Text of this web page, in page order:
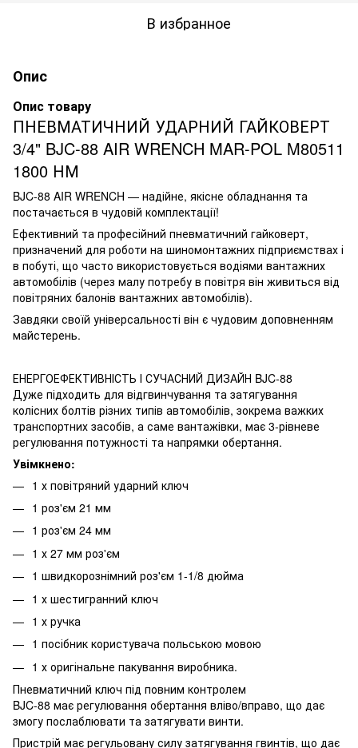
В избранное
Опис
Опис товару
ПНЕВМАТИЧНИЙ УДАРНИЙ ГАЙКОВЕРТ
3/4" BJC-88 AIR WRENCH MAR-POL M80511
1800 НМ
BJC-88 AIR WRENCH — надійне, якісне обладнання та
постачається в чудовій комплектації!
Ефективний та професійний пневматичний гайковерт,
призначений для роботи на шиномонтажних підприємствах і
в побуті, що часто використовується водіями вантажних
автомобілів (через малу потребу в повітря він живиться від
повітряних балонів вантажних автомобілів).
Завдяки своїй універсальності він є чудовим доповненням
майстерень.
ЕНЕРГОЕФЕКТИВНІСТЬ І СУЧАСНИЙ ДИЗАЙН BJC-88
Дуже підходить для відгвинчування та затягування
колісних болтів різних типів автомобілів, зокрема важких
транспортних засобів, а саме вантажівки, має 3-рівневе
регулювання потужності та напрямки обертання.
Увімкнено:
1 х повітряний ударний ключ
1 роз'єм 21 мм
1 роз'єм 24 мм
1 х 27 мм роз'єм
1 швидкорознімний роз'єм 1-1/8 дюйма
1 х шестигранний ключ
1 х ручка
1 посібник користувача польською мовою
1 х оригінальне пакування виробника.
Пневматичний ключ під повним контролем
BJC-88 має регулювання обертання вліво/вправо, що дає
змогу послаблювати та затягувати винти.
Пристрій має регульовану силу затягування гвинтів, що дає